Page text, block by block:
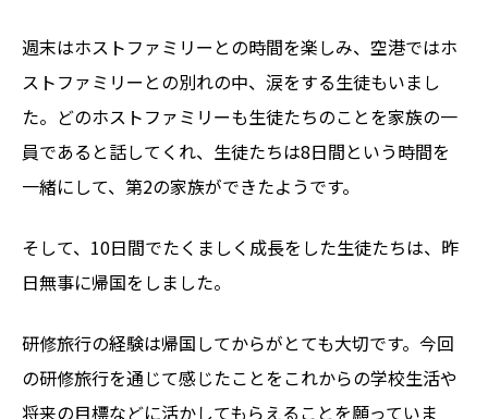
週末はホストファミリーとの時間を楽しみ、空港ではホ
ストファミリーとの別れの中、涙をする生徒もいまし
た。どのホストファミリーも生徒たちのことを家族の一
員であると話してくれ、生徒たちは8日間という時間を
一緒にして、第2の家族ができたようです。
そして、10日間でたくましく成長をした生徒たちは、昨
日無事に帰国をしました。
研修旅行の経験は帰国してからがとても大切です。今回
の研修旅行を通じて感じたことをこれからの学校生活や
将来の目標などに活かしてもらえることを願っていま